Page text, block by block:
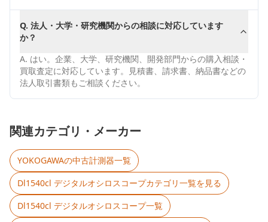
Q. 法人・大学・研究機関からの相談に対応しています
か？
A. はい。企業、大学、研究機関、開発部門からの購入相談・
買取査定に対応しています。見積書、請求書、納品書などの
法人取引書類もご相談ください。
関連カテゴリ・メーカー
YOKOGAWAの中古計測器一覧
Dl1540cl デジタルオシロスコープカテゴリ一覧を見る
Dl1540cl デジタルオシロスコープ一覧